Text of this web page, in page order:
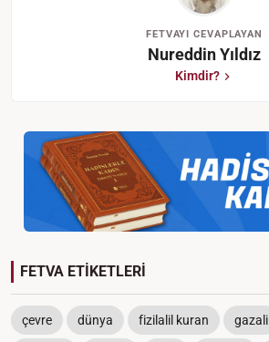
FETVAYI CEVAPLAYAN
Nureddin Yıldız
Kimdir?
FETVA ETİKETLERİ
çevre dünya fizilalil kuran gazali